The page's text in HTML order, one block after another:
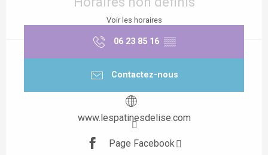
Voir les horaires
06 23 85 16 ▒▒
Contactez-nous
www.lespatinesdelise.com
Page Facebook